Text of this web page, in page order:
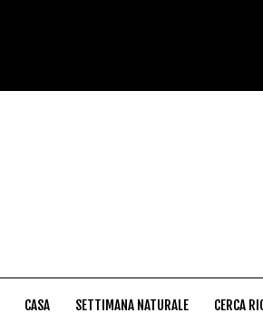
CASA SETTIMANA NATURALE CERCA